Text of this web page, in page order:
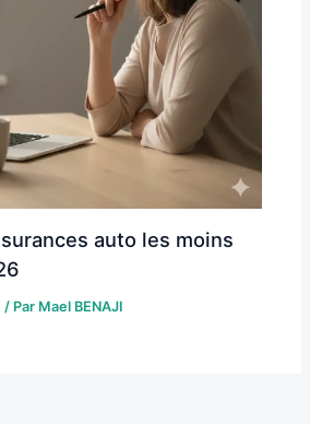
auto les moins
/ Par Mael BENAJI